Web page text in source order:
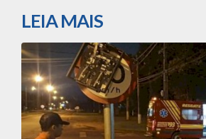
LEIA MAIS